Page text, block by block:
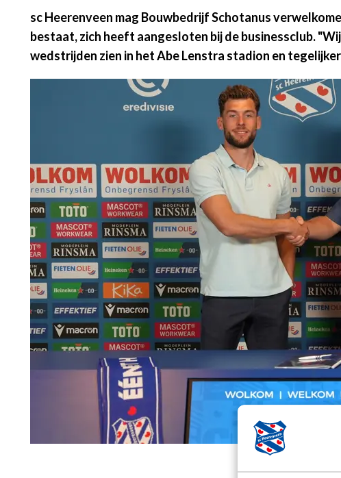
sc Heerenveen mag Bouwbedrijf Schotanus
bestaat, zich heeft aangesloten bij de businessclub.
wedstrijden zien in het Abe Lenstra stadion en